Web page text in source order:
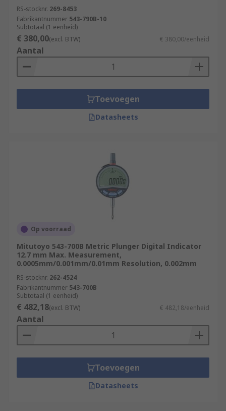
RS-stocknr. 269-8453
Fabrikantnummer 543-790B-10
Subtotaal (1 eenheid)
€ 380,00(excl. BTW) € 380,00/eenheid
Aantal
Toevoegen
Datasheets
Op voorraad
Mitutoyo 543-700B Metric Plunger Digital Indicator
12.7 mm Max. Measurement,
0.0005mm/0.001mm/0.01mm Resolution, 0.002mm
RS-stocknr. 262-4524
Fabrikantnummer 543-700B
Subtotaal (1 eenheid)
€ 482,18(excl. BTW) € 482,18/eenheid
Aantal
Toevoegen
Datasheets